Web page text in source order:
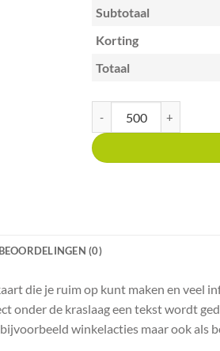
Subtotaal
Korting
Totaal
BEOORDELINGEN (0)
die je ruim op kunt maken en
onder de kraslaag een tekst wordt
winkelacties maar ook als